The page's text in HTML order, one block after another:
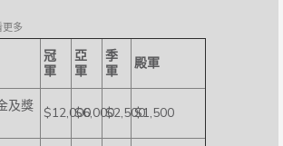
冠
軍
亞
軍
季
軍
殿軍
及獎 $12,000$6,000$2,500$1,500